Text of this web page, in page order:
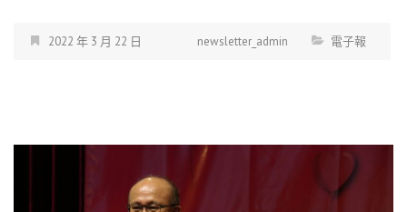
2022 年 3 月 22 日 newsletter_admin 電子報